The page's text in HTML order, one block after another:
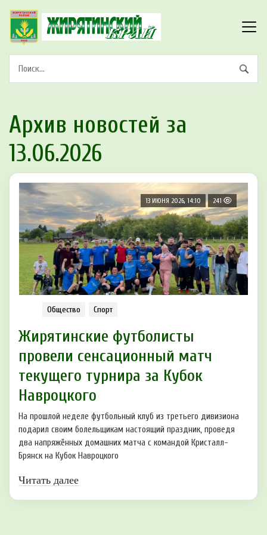
Архив новостей за
13.06.2026
13 ИЮНЯ 2026, 14:10 241
Общество Спорт
Жирятинские футболисты
провели сенсационный матч
текущего турнира за Кубок
Навроцкого
На прошлой неделе футбольный клуб из третьего дивизиона
подарил своим болельщикам настоящий праздник, проведя
два напряжённых домашних матча с командой Кристалл-
Брянск на Кубок Навроцкого
Читать далее